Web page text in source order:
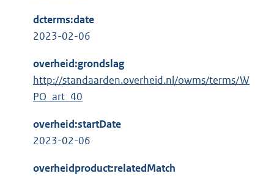
dcterms:date
2023-02-06
overheid:grondslag
http://standaarden.overheid.nl/owms/terms/W
PO_art_40
overheid:startDate
2023-02-06
overheidproduct:relatedMatch